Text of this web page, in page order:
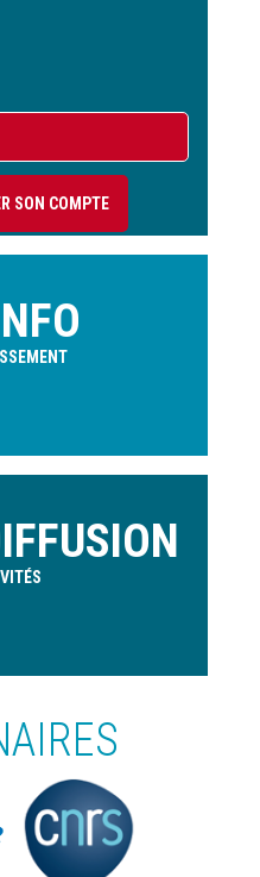
SON COMPTE